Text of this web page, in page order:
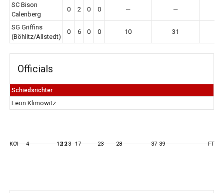
SC Bison
Calenberg
0 2 0 0 — —
SG Griffins
(Böhlitz/Allstedt)
0 6 0 0 10 31
Officials
Schiedsrichter
Leon Klimowitz
KO1 4 121213 17 23 28 37 39 FT